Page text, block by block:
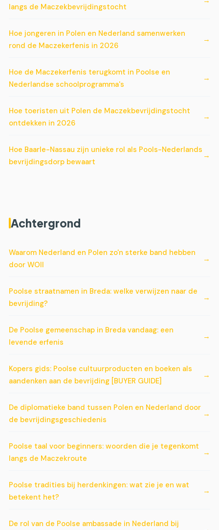
langs de Maczekbevrijdingstocht
Hoe jongeren in Polen en Nederland samenwerken
rond de Maczekerfenis in 2026
Hoe de Maczekerfenis terugkomt in Poolse en
Nederlandse schoolprogramma's
Hoe toeristen uit Polen de Maczekbevrijdingstocht
ontdekken in 2026
Hoe Baarle-Nassau zijn unieke rol als Pools-Nederlands
bevrijdingsdorp bewaart
Achtergrond
Waarom Nederland en Polen zo'n sterke band hebben
door WOII
Poolse straatnamen in Breda: welke verwijzen naar de
bevrijding?
De Poolse gemeenschap in Breda vandaag: een
levende erfenis
Kopers gids: Poolse cultuurproducten en boeken als
aandenken aan de bevrijding [BUYER GUIDE]
De diplomatieke band tussen Polen en Nederland door
de bevrijdingsgeschiedenis
Poolse taal voor beginners: woorden die je tegenkomt
langs de Maczekroute
Poolse tradities bij herdenkingen: wat zie je en wat
betekent het?
De rol van de Poolse ambassade in Nederland bij